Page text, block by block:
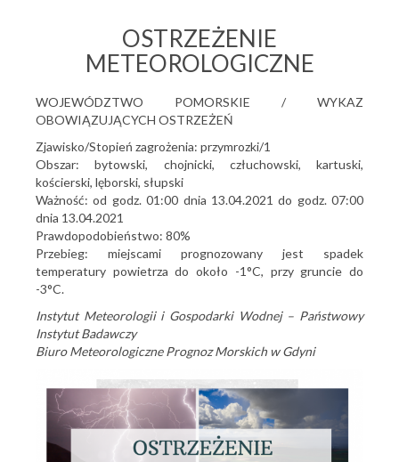
OSTRZEŻENIE
METEOROLOGICZNE
WOJEWÓDZTWO POMORSKIE / WYKAZ
OBOWIĄZUJĄCYCH OSTRZEŻEŃ
Zjawisko/Stopień zagrożenia: przymrozki/1
Obszar: bytowski, chojnicki, człuchowski, kartuski,
kościerski, lęborski, słupski
Ważność: od godz. 01:00 dnia 13.04.2021 do godz. 07:00
dnia 13.04.2021
Prawdopodobieństwo: 80%
Przebieg: miejscami prognozowany jest spadek
temperatury powietrza do około -1°C, przy gruncie do
-3°C.
Instytut Meteorologii i Gospodarki Wodnej – Państwowy
Instytut Badawczy
Biuro Meteorologiczne Prognoz Morskich w Gdyni